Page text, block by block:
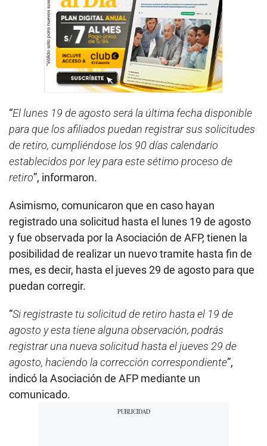
“El lunes 19 de agosto será la última fecha disponible
para que los afiliados puedan registrar sus solicitudes
de retiro, cumpliéndose los 90 días calendario
establecidos por ley para este sétimo proceso de
retiro”, informaron.
Asimismo, comunicaron que en caso hayan
registrado una solicitud hasta el lunes 19 de agosto
y fue observada por la Asociación de AFP, tienen la
posibilidad de realizar un nuevo tramite hasta fin de
mes, es decir, hasta el jueves 29 de agosto para que
puedan corregir.
“Si registraste tu solicitud de retiro hasta el 19 de
agosto y esta tiene alguna observación, podrás
registrar una nueva solicitud hasta el jueves 29 de
agosto, haciendo la corrección correspondiente”,
indicó la Asociación de AFP mediante un
comunicado.